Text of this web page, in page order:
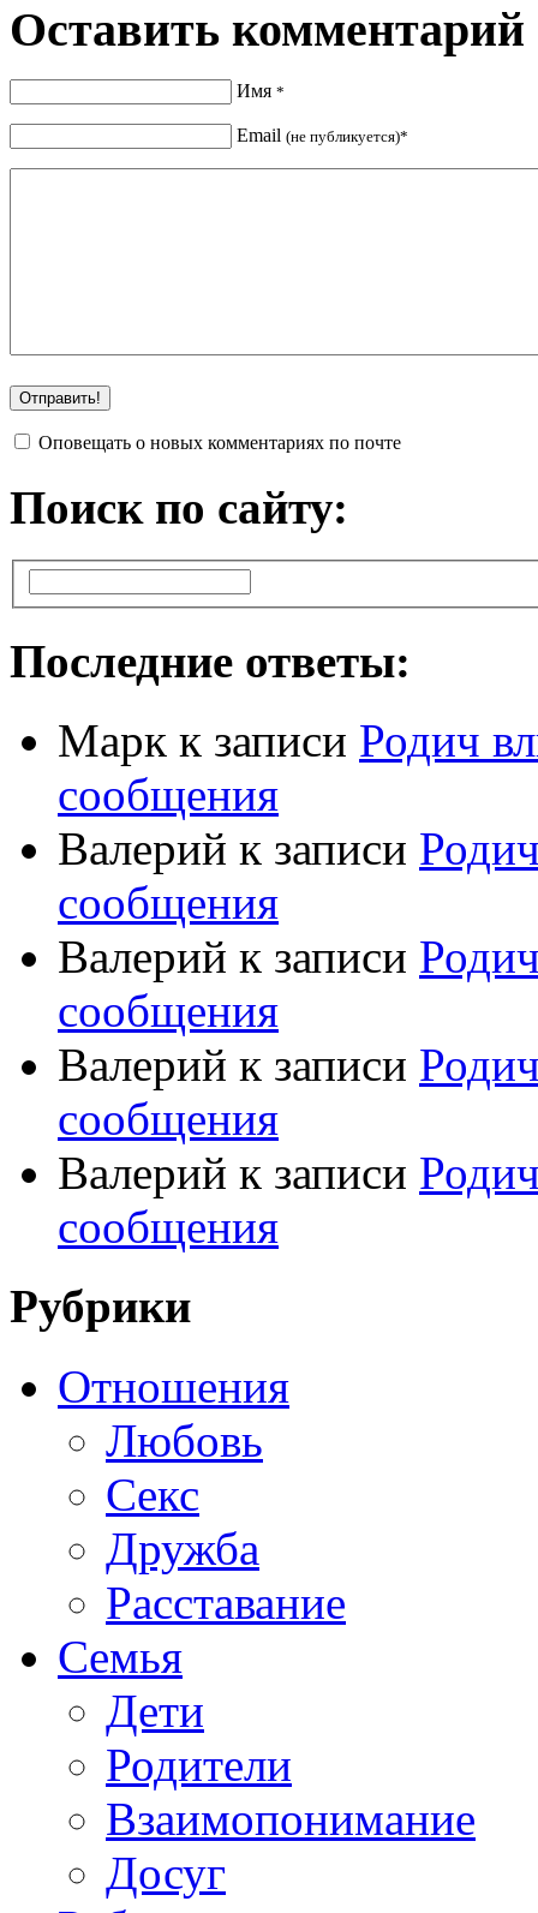
Оставить комментарий
Имя *
Email (не публикуется)*
Оповещать о новых комментариях по почте
Поиск по сайту:
Последние ответы:
Марк к записи Родич
сообщения
Валерий к записи
сообщения
Валерий к записи
сообщения
Валерий к записи
сообщения
Валерий к записи
сообщения
Рубрики
Отношения
Любовь
Секс
Дружба
Расставание
Семья
Дети
Родители
Взаимопонимание
Досуг